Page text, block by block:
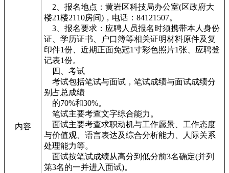
内容
2、报名地点：黄岩区科技局办公室(区政府大
楼21楼2110房间)，电话：84121507。
3、报名要求：应聘人员报名时须携带本人身份
证、学历证书、户口簿等相关证明材料原件及复
印件1份、近期正面免冠1寸彩色照片1张、应聘登
记表1份。
四、考试
考试包括笔试与面试，笔试成绩与面试成绩分
别占总成绩
的70%和30%。
笔试主要考查文字综合能力。
面试主要考查求职动机与工作愿景、工作态度
与价值观、语言表达及综合分析能力、人际关系
处理能力等。
面试按笔试成绩从高分到低分前3名确定(并列
第3名的一并进入面试)。